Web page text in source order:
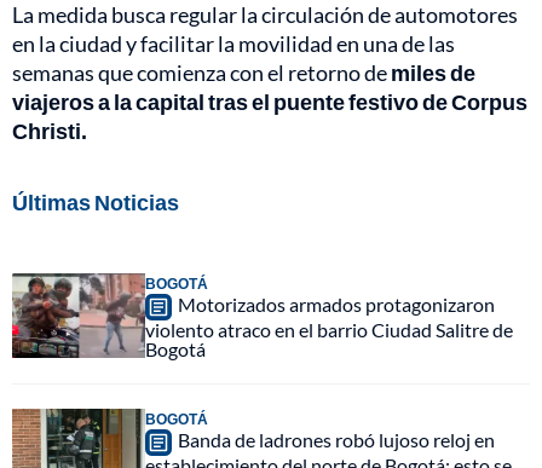
La medida busca regular la circulación de automotores
en la ciudad y facilitar la movilidad en una de las
semanas que comienza con el retorno demiles de
viajeros a la capital tras el puente festivo de Corpus
Christi.
Últimas Noticias
BOGOTÁ
Motorizados armados protagonizaron
violento atraco en el barrio Ciudad Salitre de
Bogotá
BOGOTÁ
Banda de ladrones robó lujoso reloj en